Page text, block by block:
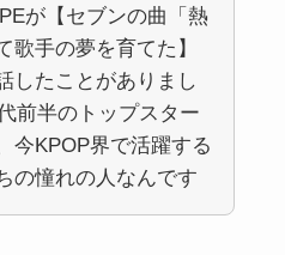
が【セブンの曲「熱
歌手の夢を育てた】
したことがありまし
前半のトップスター
今KPOP界で活躍する
の憧れの人なんです